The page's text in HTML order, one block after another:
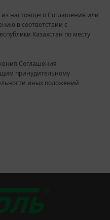
настоящего Соглашения или
в соответствии с
Казахстан по месту
Соглашения
принудительному
иных положений